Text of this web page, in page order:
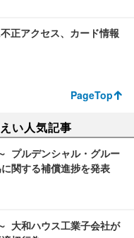
正アクセス、カード情報
PageTop
い人気記事
プルデンシャル・グルー
関する補償進捗を発表
大和ハウス工業子会社が